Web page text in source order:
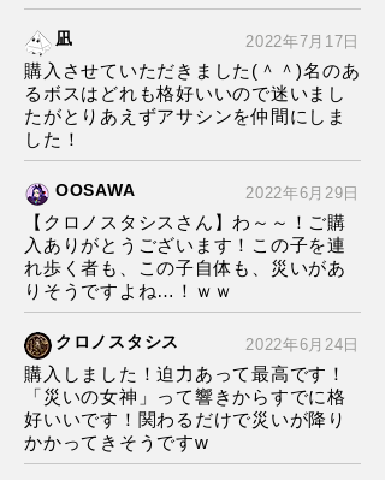
凪 2022年7月17日
購入させていただきました(＾＾)名のあ
るボスはどれも格好いいので迷いまし
たがとりあえずアサシンを仲間にしま
した！
OOSAWA 2022年6月29日
【クロノスタシスさん】わ～～！ご購
入ありがとうございます！この子を連
れ歩く者も、この子自体も、災いがあ
りそうですよね…！ｗｗ
クロノスタシス 2022年6月24日
購入しました！迫力あって最高です！
「災いの女神」って響きからすでに格
好いいです！関わるだけで災いが降り
かかってきそうですw